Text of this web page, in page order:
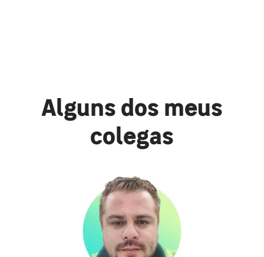
Alguns dos meus
colegas